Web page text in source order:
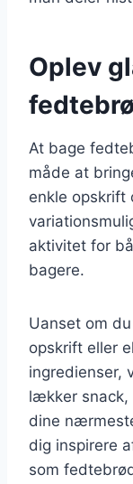
Oplev
At bage
måde at
enkle opskrift
aktivitet for
bagere.
Uanset om
opskrift eller
ingredienser,
lækker
dine
dig inspirere
som